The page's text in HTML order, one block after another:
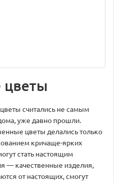
цветы
считались не самым
уже давно прошли.
цветы делались только
кричаще-ярких
стать настоящим
— качественные изделия,
от настоящих, смогут